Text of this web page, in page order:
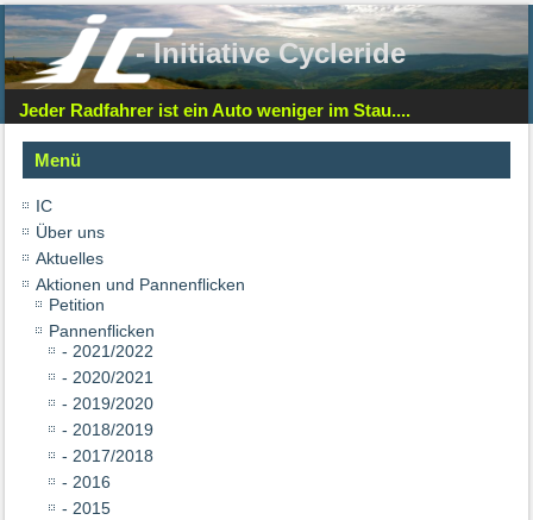
- Initiative Cycleride
Jeder Radfahrer ist ein Auto weniger im Stau....
Menü
IC
Über uns
Aktuelles
Aktionen und Pannenflicken
Petition
Pannenflicken
- 2021/2022
- 2020/2021
- 2019/2020
- 2018/2019
- 2017/2018
- 2016
- 2015